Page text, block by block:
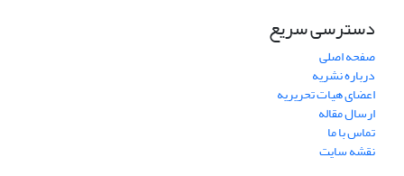
دسترسی سریع
صفحه اصلی
درباره نشریه
اعضای هیات تحریریه
ارسال مقاله
تماس با ما
نقشه سایت